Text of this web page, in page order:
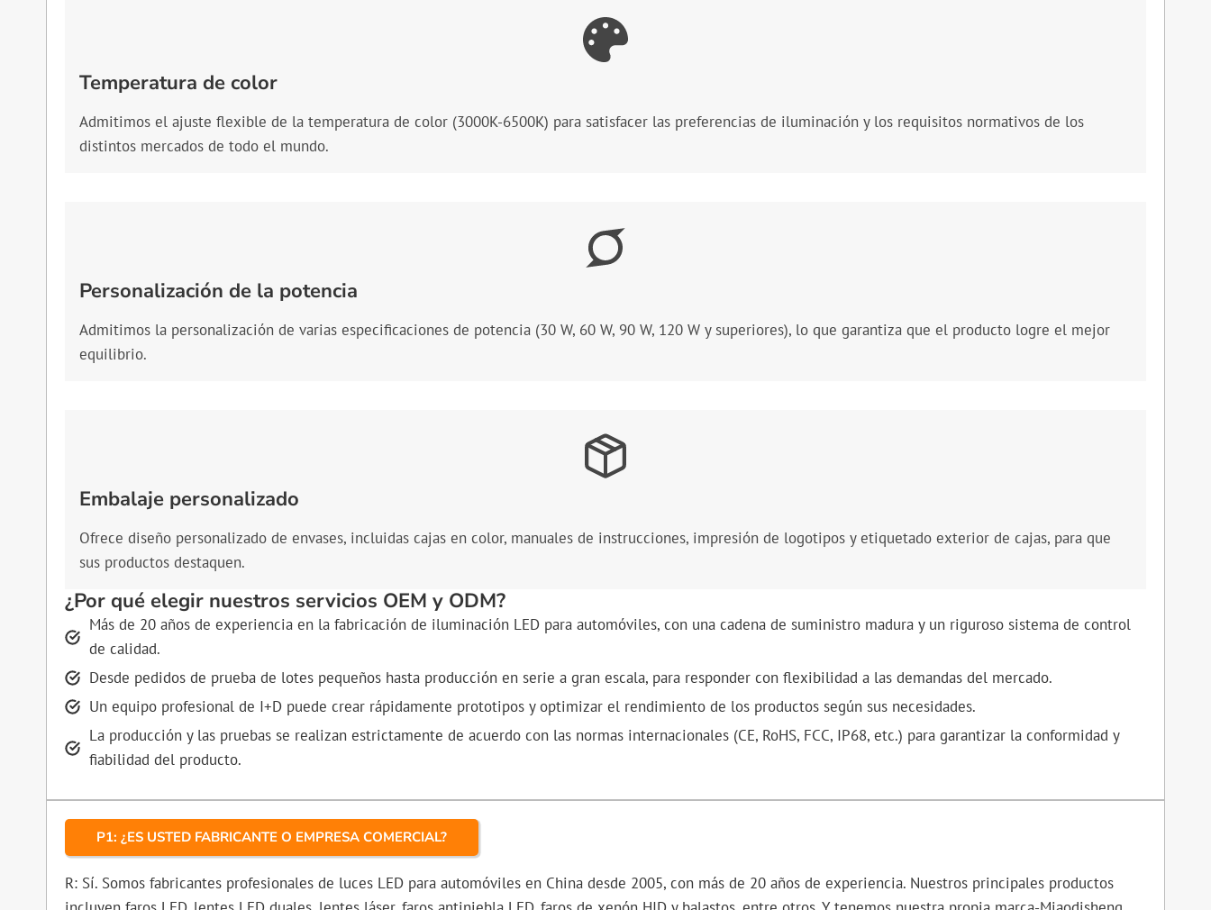
Temperatura de color
Admitimos el ajuste flexible de la temperatura de color (3000K-6500K) para satisfacer las preferencias de iluminación y los requisitos normativos de los
distintos mercados de todo el mundo.
Personalización de la potencia
Admitimos la personalización de varias especificaciones de potencia (30 W, 60 W, 90 W, 120 W y superiores), lo que garantiza que el producto logre el mejor
equilibrio.
Embalaje personalizado
Ofrece diseño personalizado de envases, incluidas cajas en color, manuales de instrucciones, impresión de logotipos y etiquetado exterior de cajas, para que
sus productos destaquen.
¿Por qué elegir nuestros servicios OEM y ODM?
Más de 20 años de experiencia en la fabricación de iluminación LED para automóviles, con una cadena de suministro madura y un riguroso sistema de control
de calidad.
Desde pedidos de prueba de lotes pequeños hasta producción en serie a gran escala, para responder con flexibilidad a las demandas del mercado.
Un equipo profesional de I+D puede crear rápidamente prototipos y optimizar el rendimiento de los productos según sus necesidades.
La producción y las pruebas se realizan estrictamente de acuerdo con las normas internacionales (CE, RoHS, FCC, IP68, etc.) para garantizar la conformidad y
fiabilidad del producto.
P1: ¿ES USTED FABRICANTE O EMPRESA COMERCIAL?
R: Sí. Somos fabricantes profesionales de luces LED para automóviles en China desde 2005, con más de 20 años de experiencia. Nuestros principales productos